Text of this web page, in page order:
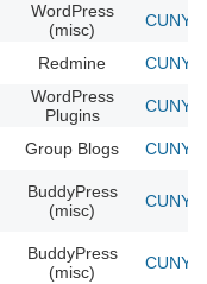
WordPress
(misc)
CUNY
Redmine CUNY
WordPress
Plugins
CUNY
Group Blogs CUNY
BuddyPress
(misc)
CUNY
BuddyPress
(misc)
CUNY